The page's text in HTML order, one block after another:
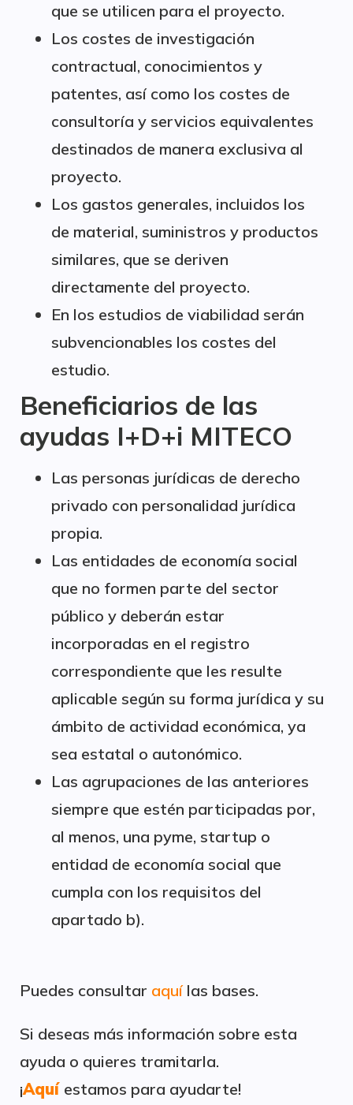
que se utilicen para el proyecto.
Los costes de investigación
contractual, conocimientos y
patentes, así como los costes de
consultoría y servicios equivalentes
destinados de manera exclusiva al
proyecto.
Los gastos generales, incluidos los
de material, suministros y productos
similares, que se deriven
directamente del proyecto.
En los estudios de viabilidad serán
subvencionables los costes del
estudio.
Beneficiarios de las
ayudas I+D+i MITECO
Las personas jurídicas de derecho
privado con personalidad jurídica
propia.
Las entidades de economía social
que no formen parte del sector
público y deberán estar
incorporadas en el registro
correspondiente que les resulte
aplicable según su forma jurídica y su
ámbito de actividad económica, ya
sea estatal o autonómico.
Las agrupaciones de las anteriores
siempre que estén participadas por,
al menos, una pyme, startup o
entidad de economía social que
cumpla con los requisitos del
apartado b).
Puedes consultar aquílas bases.
Si deseas más información sobre esta
ayuda o quieres tramitarla.
¡Aquí estamos para ayudarte!